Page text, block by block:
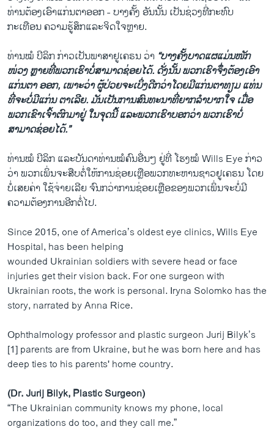
ທ່ານຕ້ອງເອົາແກ່ນຕາອອກ - ບາງຄັ້ງ ອັນນັ້ນ ເປັນຊ່ວງທີ່ກະທົບ
ກະເທືອນ ຄວາມຮູ້ສຶກແລະຈິດໃຈຫຼາຍ.
ທ່ານໝໍ ບີລິກ ກ່າວເປັນພາສາຢູເຄຣນ ວ່າ “ບາງຄັ້ງບາດແຜແມ່ນໜັກ
ໜ່ວງ ຫຼາຍທີ່ພວກເຮົາບໍ່ສາມາດຊ່ອຍໄດ້. ດັ່ງນັ້ນ ພວກເຮົາຈຶ່ງຕ້ອງເອົາ
ແກ່ນຕາ ອອກ, ເພາະວ່າ ຜູ້ປ່ວຍຈະເບິ່ງດີກວ່າໂດຍມີແກ່ນຕາທຽມ ແທ່ນ
ທີ່ຈະບໍ່ມີແກ່ນ ຕາເລີຍ. ມັນເປັນການສົນທະນາທີ່ຍາກລຳບາກໃຈ ເມື່ອ
ພວກເຂົາເຈົ້າຕົກມາຢູ່ ໃນຈຸດນີ້ ແລະພວກເຮົາບອກວ່າ ພວກເຮົາບໍ່
ສາມາດຊ່ອຍໄດ້.”
ທ່ານໝໍ ບີລິກ ແລະບັນດາທ່ານໝໍຄົນອື່ນໆ ຢູ່ທີ່ ໂຮງໝໍ Wills Eye ກ່າວ
ວ່າ ພວກເພິ່ນຈະສືບຕໍ່ໃຫ້ການຊ່ອຍເຫຼືອພວກທະຫານຊາວຢູເຄຣນ ໂດຍ
ບໍ່ເສຍຄ່າ ໃຊ້ຈ່າຍເລີຍ ຈົນກວ່າການຊ່ອຍເຫຼືອຂອງພວກເພິ່ນຈະບໍ່ມີ
ຄວາມຕ້ອງການອີກຕໍ່ໄປ.
Since 2015, one of America’s oldest eye clinics, Wills Eye
Hospital, has been helping
wounded Ukrainian soldiers with severe head or face
injuries get their vision back. For one surgeon with
Ukrainian roots, the work is personal. Iryna Solomko has the
story, narrated by Anna Rice.
Ophthalmology professor and plastic surgeon Jurij Bilyk’s
[1] parents are from Ukraine, but he was born here and has
deep ties to his parents' home country.
(Dr. Jurij Bilyk, Plastic Surgeon)
“The Ukrainian community knows my phone, local
organizations do too, and they call me.”